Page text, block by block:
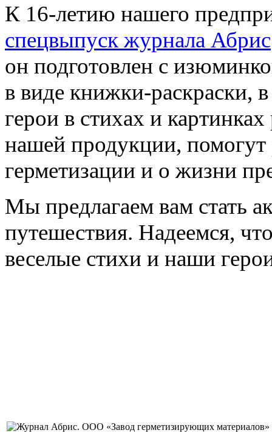
К 16-летию нашего
спецвыпуск журнала Абрис
он подготовлен с
в виде книжки-раскраски,
герои в стихах и
нашей продукции, помогут
герметизации и о жизни
Мы предлагаем вам стать
путешествия. Надеемся,
веселые стихи и наши